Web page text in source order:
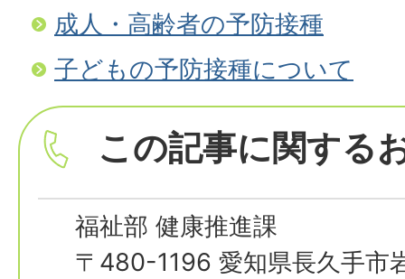
成人・高齢者の予防接種
子どもの予防接種について
この記事に関する
福祉部 健康推進課
〒480-1196 愛知県長久手市